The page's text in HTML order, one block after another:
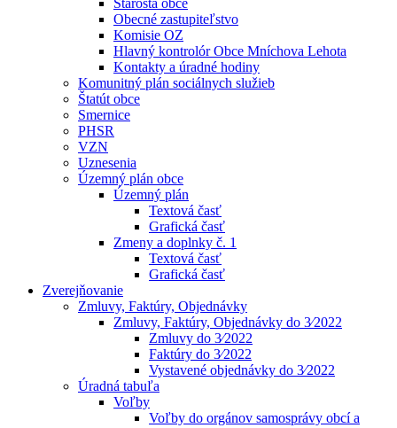
Starosta obce
Obecné zastupiteľstvo
Komisie OZ
Hlavný kontrolór Obce Mníchova Lehota
Kontakty a úradné hodiny
Komunitný plán sociálnych služieb
Štatút obce
Smernice
PHSR
VZN
Uznesenia
Územný plán obce
Územný plán
Textová časť
Grafická časť
Zmeny a doplnky č. 1
Textová časť
Grafická časť
Zverejňovanie
Zmluvy, Faktúry, Objednávky
Zmluvy, Faktúry, Objednávky do 3⁄2022
Zmluvy do 3⁄2022
Faktúry do 3⁄2022
Vystavené objednávky do 3⁄2022
Úradná tabuľa
Voľby
Voľby do orgánov samosprávy obcí a